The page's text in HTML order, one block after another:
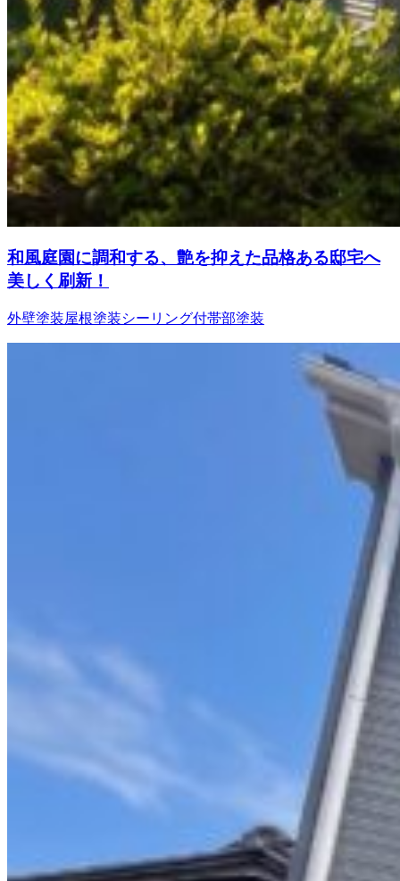
和風庭園に調和する、艶を抑えた品格ある邸宅へ
美しく刷新！
外壁塗装屋根塗装シーリング付帯部塗装